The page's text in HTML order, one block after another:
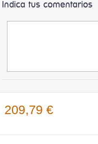
Indica tus comentarios
209,79 €